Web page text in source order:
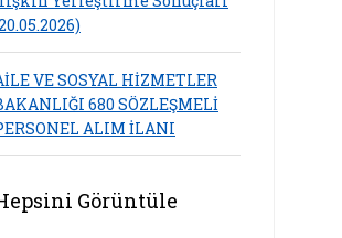
VE SOSYAL HİZMETLER
680 SÖZLEŞMELİ
ALIM İLANI
Görüntüle